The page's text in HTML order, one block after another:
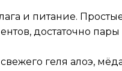
и питание.
достаточно пары
геля алоэ,